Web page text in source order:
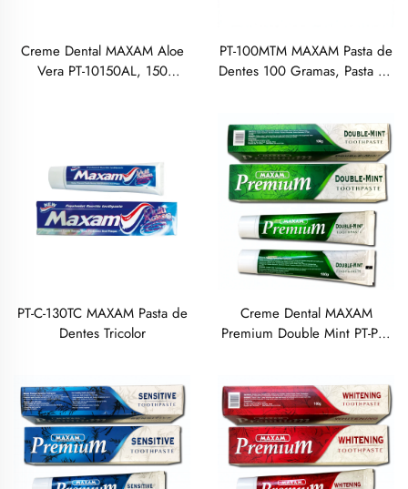
Creme Dental MAXAM Aloe
Vera PT-10150AL, 150
PT-100MTM MAXAM Pasta de
Dentes 100 Gramas, Pasta de
PT-C-130TC MAXAM Pasta de
Dentes Tricolor
Creme Dental MAXAM
Premium Double Mint PT-PM-